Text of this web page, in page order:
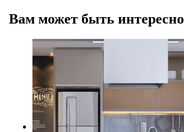
Вам может быть интересно